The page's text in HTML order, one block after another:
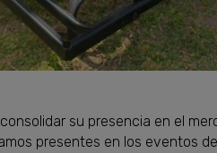
consolidar su presencia en el
presentes en los eventos de